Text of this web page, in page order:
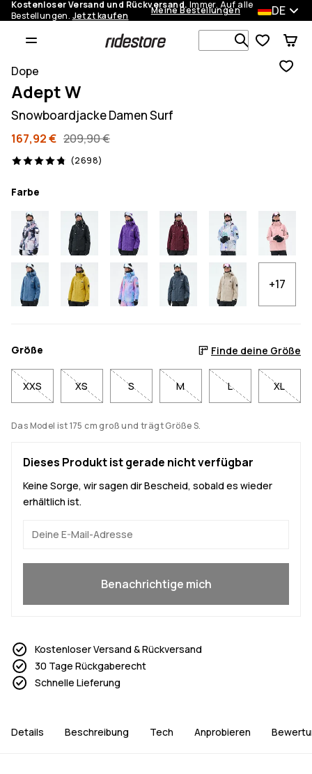
Kostenloser Versand und Rückversand. Immer. Auf alle
Bestellungen. Jetzt kaufen Meine Bestellungen DE
Dope
Adept W
Snowboardjacke Damen Surf
167,92 € 209,90 €
(2698)
2698 Reviews, 4.8/5
Farbe
+17
Größe Finde deine Größe
XXS XS S M L XL
Das Model ist 175 cm groß und trägt Größe S.
Dieses Produkt ist gerade nicht verfügbar
Keine Sorge, wir sagen dir Bescheid, sobald es wieder
erhältlich ist.
Benachrichtige mich
Kostenloser Versand & Rückversand
30 Tage Rückgaberecht
Schnelle Lieferung
Details Beschreibung Tech Anprobieren